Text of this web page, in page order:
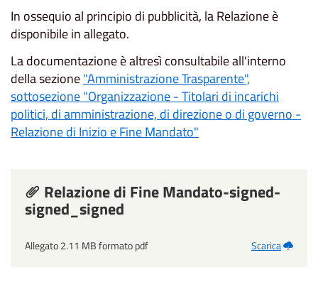
In ossequio al principio di pubblicità, la Relazione è
disponibile in allegato.
La documentazione è altresì consultabile all'interno
della sezione"Amministrazione Trasparente",
sottosezione "Organizzazione - Titolari di incarichi
politici, di amministrazione, di direzione o di governo -
Relazione di Inizio e Fine Mandato"
Relazione di Fine Mandato-signed-
signed_signed
Allegato 2.11 MB formato pdf Scarica